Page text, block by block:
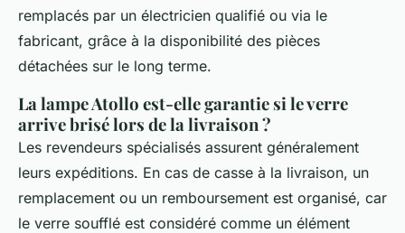
remplacés par un électricien qualifié ou via le
fabricant, grâce à la disponibilité des pièces
détachées sur le long terme.
La lampe Atollo est-elle garantie si le verre
arrive brisé lors de la livraison ?
Les revendeurs spécialisés assurent généralement
leurs expéditions. En cas de casse à la livraison, un
remplacement ou un remboursement est organisé, car
le verre soufflé est considéré comme un élément